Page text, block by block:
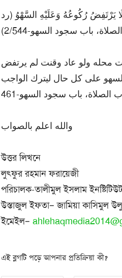
يَرْتَفِضُ رُكُوعُهُ وَعَلَيْهِ السَّهْوُ (رد
باب سجود السهو-2/544)
محله ولو عاد وقنت لم يرتفض
على كل حال ليترك الواجب
باب سجود السهو-461
والله اعلم بالصواب
উত্তর লিখনে
লুৎফুর রহমান ফরায়েজী
পরিচালক-তালীমুল ইসলাম ইনষ্টিটিউট
উস্তাজুল ইফতা– জামিয়া কাসিমুল
ইমেইল–
এই ব্লগটি পড়ে আপনার প্রতিক্রিয়া কী?